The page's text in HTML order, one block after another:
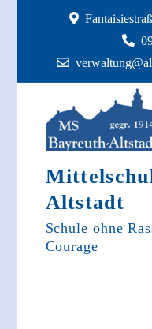
Altstadt
Schule ohne
Courage